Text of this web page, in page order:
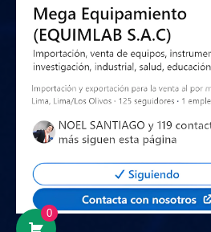
0
Hola
Somos Mega
mantenimiento y
de laboratorio.
¿En qué podemos